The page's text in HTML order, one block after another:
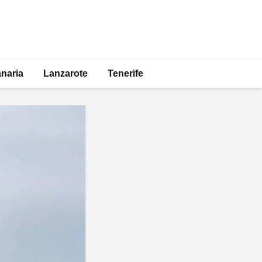
Lanzarote Tenerife